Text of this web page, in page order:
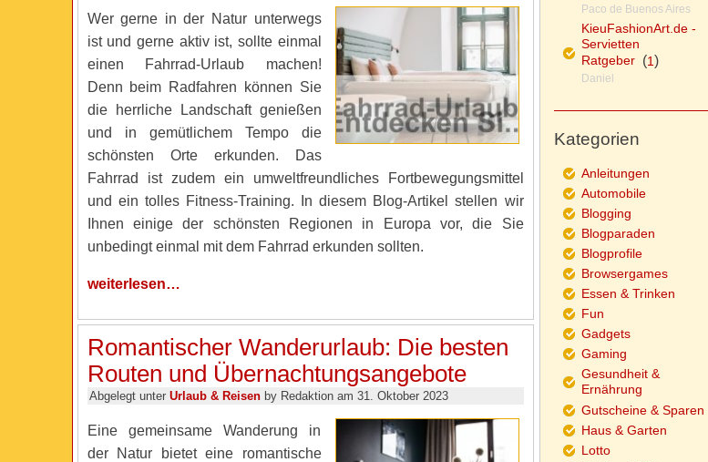
Wer gerne in der Natur unterwegs
ist und gerne aktiv ist, sollte einmal
einen Fahrrad-Urlaub machen!
Denn beim Radfahren können Sie
die herrliche Landschaft genießen
und in gemütlichem Tempo die
schönsten Orte erkunden. Das
Fahrrad ist zudem ein umweltfreundliches Fortbewegungsmittel
und ein tolles Fitness-Training. In diesem Blog-Artikel stellen wir
Ihnen einige der schönsten Regionen in Europa vor, die Sie
unbedingt einmal mit dem Fahrrad erkunden sollten.
weiterlesen…
Romantischer Wanderurlaub: Die besten
Routen und Übernachtungsangebote
Abgelegt unter Urlaub & Reisenby Redaktion am 31. Oktober 2023
Eine gemeinsame Wanderung in
der Natur bietet eine romantische
Paco de Buenos Aires
KieuFashionArt.de -
Servietten
Ratgeber(1)
Daniel
Kategorien
Anleitungen
Automobile
Blogging
Blogparaden
Blogprofile
Browsergames
Essen & Trinken
Fun
Gadgets
Gaming
Gesundheit &
Ernährung
Gutscheine & Sparen
Haus & Garten
Lotto